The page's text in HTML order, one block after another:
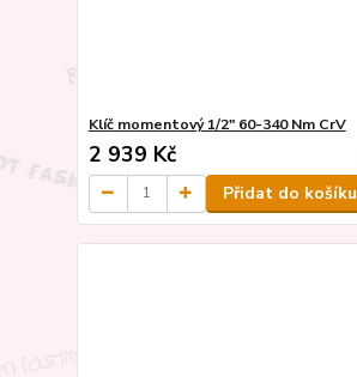
Klíč momentový 1/2" 60-340 Nm CrV
2 939 Kč
Přidat do košíku